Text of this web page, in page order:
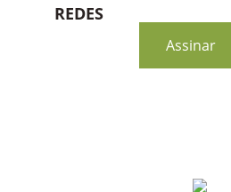
REDES
blank
Assinar